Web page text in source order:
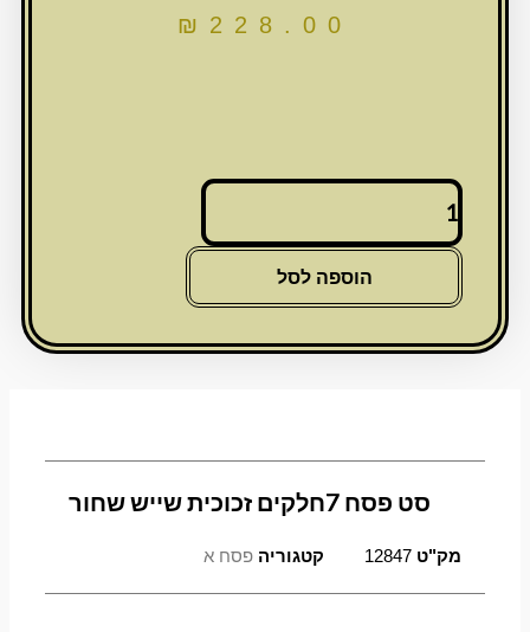
₪ 228.00
כמות
סט
7חלקים
שייש
הוספה לסל
סט פסח 7חלקים זכוכית שייש שחור
מק"ט12847 קטגוריה פסח א